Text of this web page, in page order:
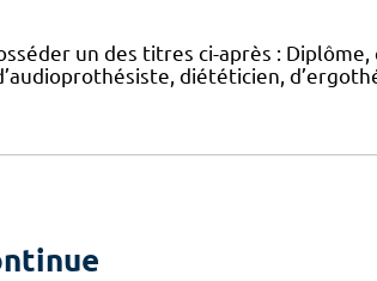
un des titres ci-après :
diététicien,